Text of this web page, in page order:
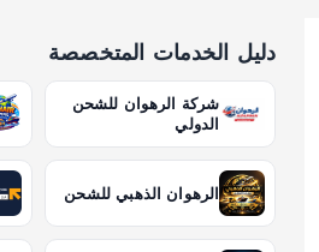
دليل الخدمات المتخصصة
شركة الرهوان للشحن
الدولي
الرهوان الذهبي للشحن